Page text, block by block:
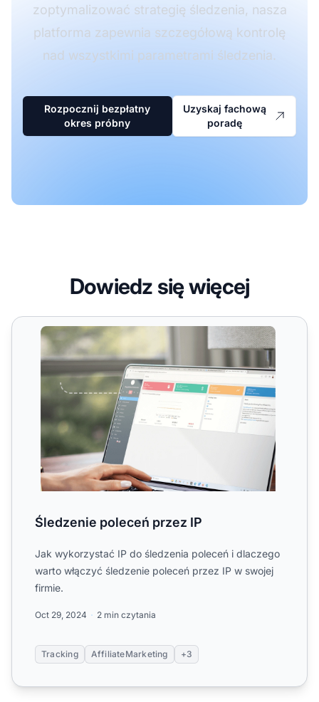
zoptymalizować strategię śledzenia, nasza
platforma zapewnia szczegółową kontrolę
nad wszystkimi parametrami śledzenia.
Rozpocznij bezpłatny
okres próbny
Uzyskaj fachową
poradę
Dowiedz się więcej
Śledzenie poleceń przez IP
Śledzenie poleceń przez IP
Jak wykorzystać IP do śledzenia poleceń i dlaczego
warto włączyć śledzenie poleceń przez IP w swojej
firmie.
Oct 29, 2024 2 min czytania
Tracking AffiliateMarketing +3